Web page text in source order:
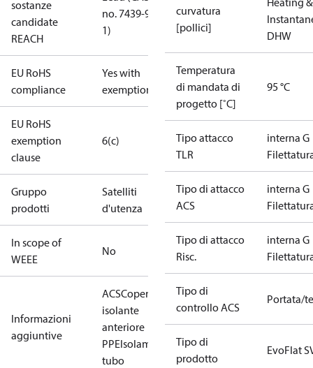
sostanze
candidate
REACH
no. 7439-92-
1)
EU RoHS
compliance
Yes with
exemptions
EU RoHS
exemption
clause
6(c)
Gruppo
prodotti
Satelliti
d'utenza
In scope of
WEEE
No
Informazioni
aggiuntive
ACSCoperchio
isolante
anteriore
PPEIsolamento
tubo
curvatura
[pollici]
DHW
Temperatura
di mandata di
progetto [˚C]
95 °C
Tipo attacco
TLR
interna G
Tipo di attacco
ACS
interna G
Tipo di attacco
Risc.
interna G
Tipo di
controllo ACS
Portata/
Tipo di
prodotto
EvoFlat